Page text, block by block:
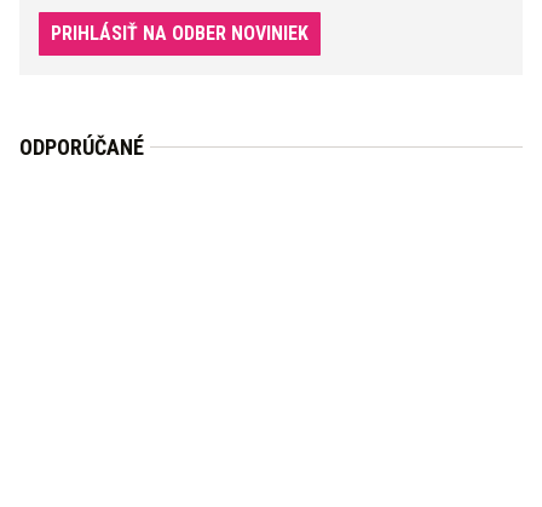
PRIHLÁSIŤ NA ODBER NOVINIEK
ODPORÚČANÉ